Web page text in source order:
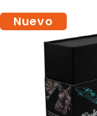
Nuevo